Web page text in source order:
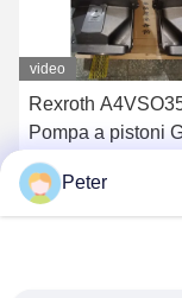
video
Rexroth
Pompa a pistoni
rotante pompa
serie A4VSO
Ottenga il
Peter